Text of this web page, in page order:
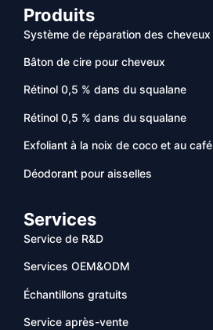
Produits
Système de réparation des cheveux
Bâton de cire pour cheveux
Rétinol 0,5 % dans du squalane
Rétinol 0,5 % dans du squalane
Exfoliant à la noix de coco et au café
Déodorant pour aisselles
Services
Service de R&D
Services OEM&ODM
Échantillons gratuits
Service après-vente